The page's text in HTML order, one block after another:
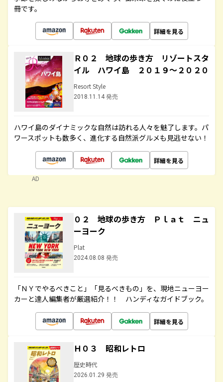
冊です。
詳細を見る
Ｒ０２ 地球の歩き方 リゾートスタ
イル ハワイ島 ２０１９～２０２０
Resort Style
2018.11.14 発売
ハワイ島のダイナミックな自然は訪れる人々を魅了します。パ
ワースポットも数多く、進化する自然派グルメも見逃せない！
詳細を見る
AD
０２ 地球の歩き方 Ｐｌａｔ ニュ
ーヨーク
Plat
2024.08.08 発売
「ＮＹでやるべきこと」「見るべきもの」を、現地ニューヨー
カーと達人編集者が厳選紹介！！ ハンディなガイドブック。
詳細を見る
Ｈ０３ 昭和レトロ
歴史時代
2026.01.29 発売